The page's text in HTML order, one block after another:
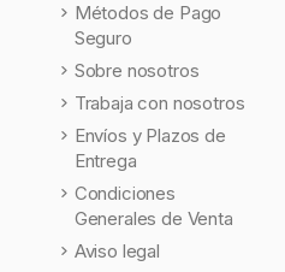
Métodos de Pago
Seguro
Sobre nosotros
Trabaja con nosotros
Envíos y Plazos de
Entrega
Condiciones
Generales de Venta
Aviso legal